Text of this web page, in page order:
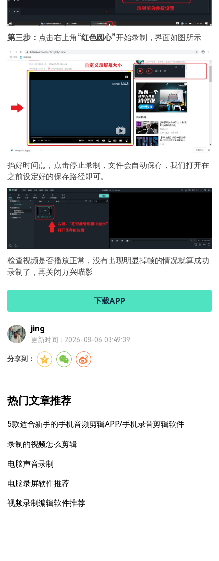
第三步： 点击右上角“红色圆心”开始录制，界面如图所示
掐好时间点，点击停止录制，文件会自动保存，我们打开在
之前设定好的保存路径即可。
检查视频是否播放正常，没有出现明显掉帧的情况就算成功
录制了，再关闭万兴喵影
下载APP
jing
更新时间：2026-08-06 03:49:39
分享到：
热门文章推荐
5款适合新手的手机音频剪辑APP/手机录音剪辑软件
录制的视频怎么剪辑
电脑声音录制
电脑录屏软件推荐
视频录制编辑软件推荐